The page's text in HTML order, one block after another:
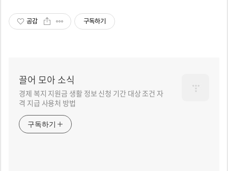
공감 구독하기
끌어 모아 소식
경제 복지 지원금 생활 정보 신청 기간 대상 조건 자
격 지급 사용처 방법
구독하기